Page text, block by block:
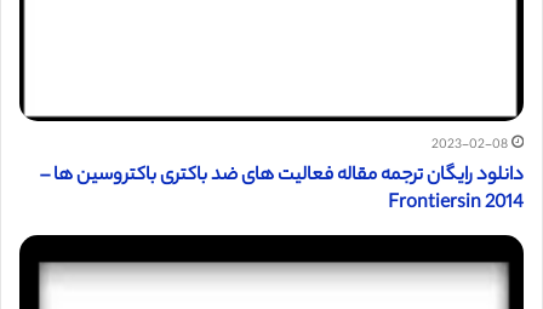
2023-02-08
دانلود رایگان ترجمه مقاله فعالیت های ضد باکتری باکتروسین ها –
Frontiersin 2014